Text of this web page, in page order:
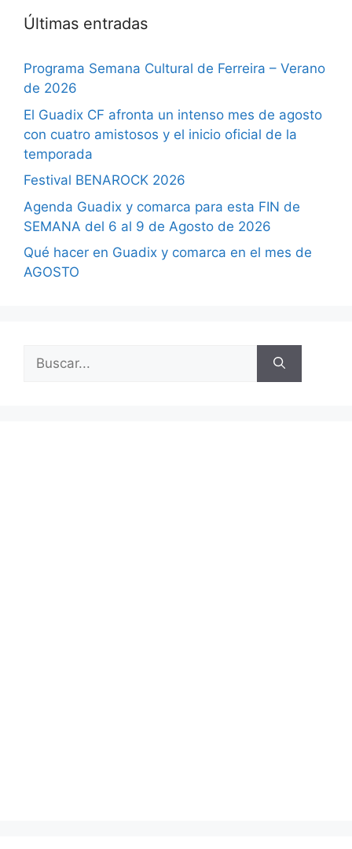
Últimas entradas
Programa Semana Cultural de Ferreira – Verano
de 2026
El Guadix CF afronta un intenso mes de agosto
con cuatro amistosos y el inicio oficial de la
temporada
Festival BENAROCK 2026
Agenda Guadix y comarca para esta FIN de
SEMANA del 6 al 9 de Agosto de 2026
Qué hacer en Guadix y comarca en el mes de
AGOSTO
Buscar: